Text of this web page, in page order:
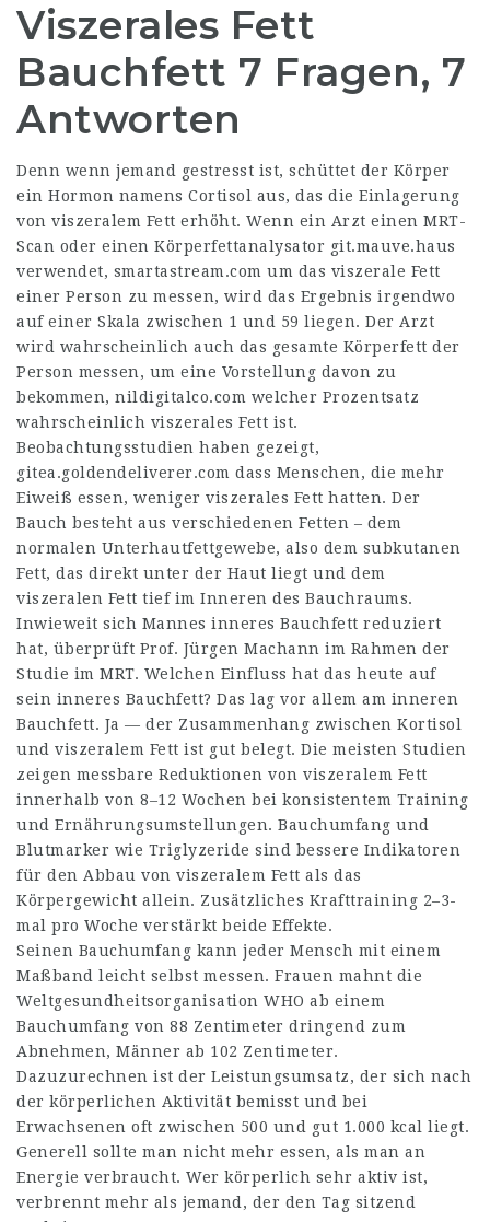
Viszerales Fett
Bauchfett 7 Fragen, 7
Antworten
Denn wenn jemand gestresst ist, schüttet der Körper
ein Hormon namens Cortisol aus, das die Einlagerung
von viszeralem Fett erhöht. Wenn ein Arzt einen MRT-
Scan oder einen Körperfettanalysator git.mauve.haus
verwendet, smartastream.com um das viszerale Fett
einer Person zu messen, wird das Ergebnis irgendwo
auf einer Skala zwischen 1 und 59 liegen. Der Arzt
wird wahrscheinlich auch das gesamte Körperfett der
Person messen, um eine Vorstellung davon zu
bekommen, nildigitalco.com welcher Prozentsatz
wahrscheinlich viszerales Fett ist.
Beobachtungsstudien haben gezeigt,
gitea.goldendeliverer.com dass Menschen, die mehr
Eiweiß essen, weniger viszerales Fett hatten. Der
Bauch besteht aus verschiedenen Fetten – dem
normalen Unterhautfettgewebe, also dem subkutanen
Fett, das direkt unter der Haut liegt und dem
viszeralen Fett tief im Inneren des Bauchraums.
Inwieweit sich Mannes inneres Bauchfett reduziert
hat, überprüft Prof. Jürgen Machann im Rahmen der
Studie im MRT. Welchen Einfluss hat das heute auf
sein inneres Bauchfett? Das lag vor allem am inneren
Bauchfett. Ja — der Zusammenhang zwischen Kortisol
und viszeralem Fett ist gut belegt. Die meisten Studien
zeigen messbare Reduktionen von viszeralem Fett
innerhalb von 8–12 Wochen bei konsistentem Training
und Ernährungsumstellungen. Bauchumfang und
Blutmarker wie Triglyzeride sind bessere Indikatoren
für den Abbau von viszeralem Fett als das
Körpergewicht allein. Zusätzliches Krafttraining 2–3-
mal pro Woche verstärkt beide Effekte.
Seinen Bauchumfang kann jeder Mensch mit einem
Maßband leicht selbst messen. Frauen mahnt die
Weltgesundheitsorganisation WHO ab einem
Bauchumfang von 88 Zentimeter dringend zum
Abnehmen, Männer ab 102 Zentimeter.
Dazuzurechnen ist der Leistungsumsatz, der sich nach
der körperlichen Aktivität bemisst und bei
Erwachsenen oft zwischen 500 und gut 1.000 kcal liegt.
Generell sollte man nicht mehr essen, als man an
Energie verbraucht. Wer körperlich sehr aktiv ist,
verbrennt mehr als jemand, der den Tag sitzend